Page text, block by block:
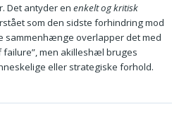
Det antyder en enkelt og kritisk
som den sidste forhindring mod
sammenhænge overlapper det med
men akilleshæl bruges
eller strategiske forhold.